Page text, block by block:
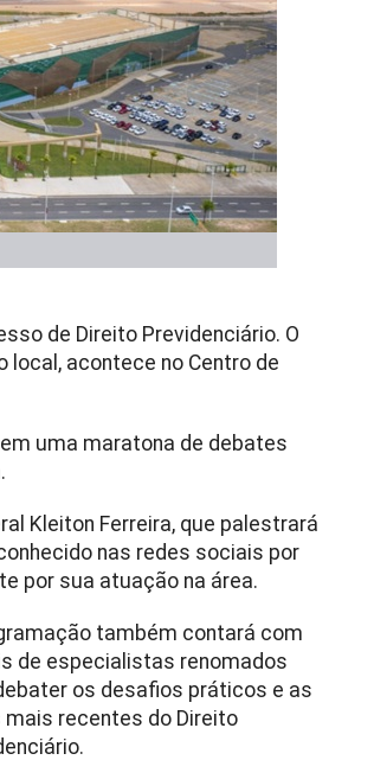
de Direito Previdenciário. O
acontece no Centro de
uma maratona de debates
Kleiton Ferreira, que palestrará
nas redes sociais por
por sua atuação na área.
também contará com
de especialistas renomados
os desafios práticos e as
recentes do Direito